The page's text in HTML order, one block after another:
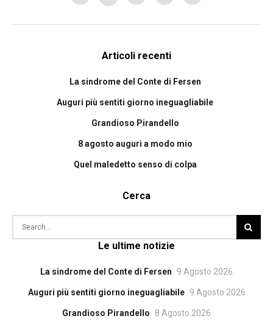
Articoli recenti
La sindrome del Conte di Fersen
Auguri più sentiti giorno ineguagliabile
Grandioso Pirandello
8 agosto auguri a modo mio
Quel maledetto senso di colpa
Cerca
Le ultime notizie
La sindrome del Conte di Fersen 9 Agosto 2026
Auguri più sentiti giorno ineguagliabile 9 Agosto 2026
Grandioso Pirandello 8 Agosto 2026